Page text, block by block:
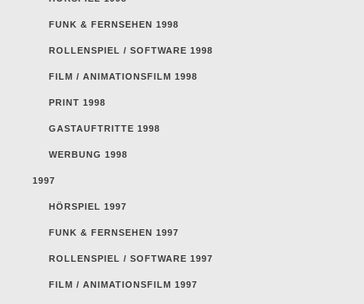
FUNK & FERNSEHEN 1998
ROLLENSPIEL / SOFTWARE 1998
FILM / ANIMATIONSFILM 1998
PRINT 1998
GASTAUFTRITTE 1998
WERBUNG 1998
1997
HÖRSPIEL 1997
FUNK & FERNSEHEN 1997
ROLLENSPIEL / SOFTWARE 1997
FILM / ANIMATIONSFILM 1997